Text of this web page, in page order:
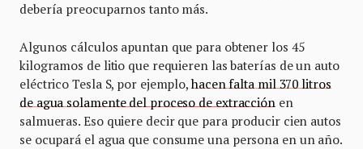
debería preocuparnos tanto más.
Algunos cálculos apuntan que para obtener los 45
kilogramos de litio que requieren las baterías de un auto
eléctrico Tesla S, por ejemplo,hacen falta mil 370 litros
de agua solamente del proceso de extracciónen
salmueras. Eso quiere decir que para producir cien autos
se ocupará el agua que consume una persona en un año.